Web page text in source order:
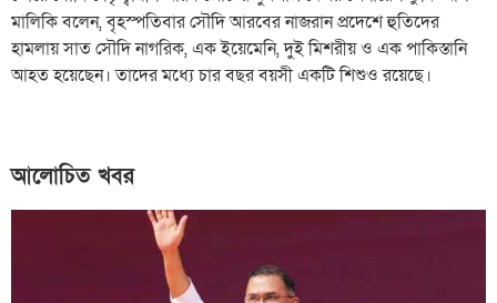
মালিকি বলেন, বৃহস্পতিবার সৌদি আরবের নাজরান প্রদেশে হুতিদের
হামলায় সাত সৌদি নাগরিক, এক ইয়েমেনি, দুই মিশরীয় ও এক পাকিস্তানি
আহত হয়েছেন। তাদের মধ্যে চার বছর বয়সী একটি শিশুও রয়েছে।
আলোচিত খবর